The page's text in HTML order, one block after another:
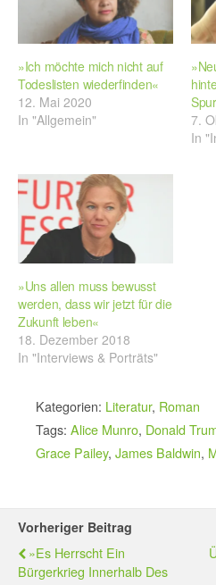
»Ich möchte mich nicht auf
Todeslisten wiederfinden«
12. Mai 2020
In "Allgemein"
7.
In
»Uns allen muss bewusst
werden, dass wir jetzt für die
Zukunft leben«
18. Dezember 2018
In "Interviews & Porträts"
Kategorien: Literatur, Roman
Tags: Alice Munro, Donald
Grace Pailey, James Baldwin,
Vorheriger Beitrag
»Es Herrscht Ein
Bürgerkrieg Innerhalb Des